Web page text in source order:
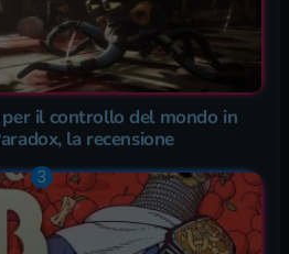
per il controllo del mondo in
la recensione